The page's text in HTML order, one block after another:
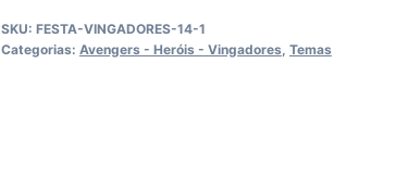
SKU: FESTA-VINGADORES-14-1
Categorias: Avengers - Heróis - Vingadores Temas